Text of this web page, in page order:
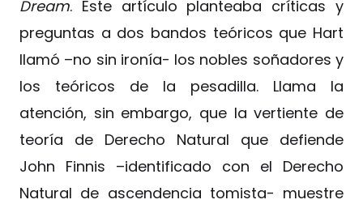
Dream. Este artículo planteaba críticas y
preguntas a dos bandos teóricos que Hart
llamó –no sin ironía- los nobles soñadores y
los teóricos de la pesadilla. Llama la
atención, sin embargo, que la vertiente de
teoría de Derecho Natural que defiende
John Finnis –identificado con el Derecho
Natural de ascendencia tomista- muestre